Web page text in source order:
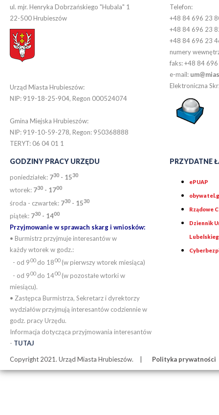
ul. mjr. Henryka Dobrzańskiego "Hubala" 1
22-500 Hrubieszów
Urząd Miasta Hrubieszów:
NIP: 919-18-25-904, Regon 000524074
Gmina Miejska Hrubieszów:
NIP: 919-10-59-278, Regon: 950368888
TERYT: 06 04 01 1
Telefon:
+48 84 696 23
+48 84 696 23
+48 84 696 23
numery
faks: +48 84
e-mail:
Elektroniczna
GODZINY PRACY URZĘDU
poniedziałek: 730 - 1530
wtorek: 730 - 1700
środa - czwartek: 730 - 1530
piątek: 730 - 1400
Przyjmowanie w sprawach skarg i wniosków:
• Burmistrz przyjmuje interesantów w
każdy wtorek w godz.:
- od 900do 1800(w pierwszy wtorek miesiąca)
- od 900do 1400(w pozostałe wtorki w
miesiącu).
• Zastępca Burmistrza, Sekretarz i dyrektorzy
wydziałów przyjmują interesantów codziennie w
godz. pracy Urzędu.
Informacja dotycząca przyjmowania interesantów
- TUTAJ
PRZYDATNE
ePUAP
Rządowe
Dziennik
Copyright 2021. Urząd Miasta Hrubieszów. Polityka prywatności